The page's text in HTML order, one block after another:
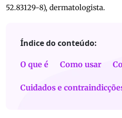
52.83129-8), dermatologista.
Índice do conteúdo:
O que é Como usar
Cuidados e